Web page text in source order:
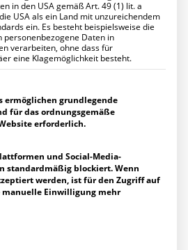
in den USA gemäß Art. 49 (1) lit. a
USA als ein Land mit unzureichendem
ein. Es besteht beispielsweise die
personenbezogene Daten in
verarbeiten, ohne dass für
eine Klagemöglichkeit besteht.
Gruppen, für die eine Einwilligung
ermöglichen grundlegende
für das ordnungsgemäße
erforderlich.
und Social-Media-
standardmäßig blockiert. Wenn
werden, ist für den Zugriff auf
Einwilligung mehr